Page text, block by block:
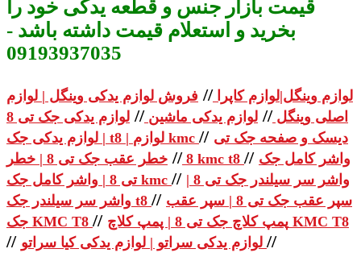
قیمت بازار جنس و قطعه یدکی خود را
بخرید و استعلام قیمت داشته باشد -
09193937035
لوازم وینگل|لوازم کاپرا // فروش لوازم یدکی وینگل | لوازم
اصلی وینگل // لوازم یدکی ماشین //
لوازم یدکی جک تی 8
| لوازم یدکی جک t8 | لوازم kmc // دیسک و صفحه جک تی
8
// خطر عقب جک تی 8 | خطر kmc t8 // واشر کامل جک
تی 8 | واشر کامل جک kmc // واشر سر سیلندر جک تی 8 |
واشر سر سیلندر جک t8 // سپر عقب جک تی 8 | سپر عقب
جک KMC T8 // پمپ کلاچ جک تی 8 | پمپ کلاچ KMC T8
// //